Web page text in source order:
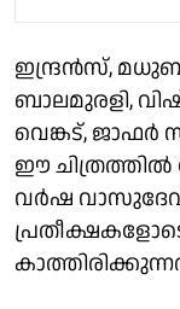
ഇന്ദ്രൻസ്,
ബാലമുരളി,
വെങ്കട്, ജാഫർ
ഈ ചിത്രത്തിൽ
വർഷ വാസുദേവ്